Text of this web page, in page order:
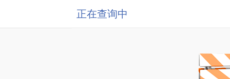
正在查询中